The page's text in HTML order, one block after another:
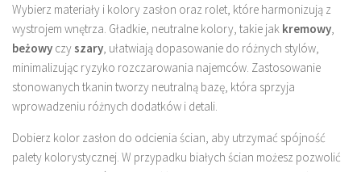
Wybierz materiały i kolory zasłon oraz rolet, które harmonizują z
wystrojem wnętrza. Gładkie, neutralne kolory, takie jak kremowy
beżowy czyszary , ułatwiają dopasowanie do różnych stylów,
minimalizując ryzyko rozczarowania najemców. Zastosowanie
stonowanych tkanin tworzy neutralną bazę, która sprzyja
wprowadzeniu różnych dodatków i detali.
Dobierz kolor zasłon do odcienia ścian, aby utrzymać spójność
palety kolorystycznej. W przypadku białych ścian możesz pozwolić